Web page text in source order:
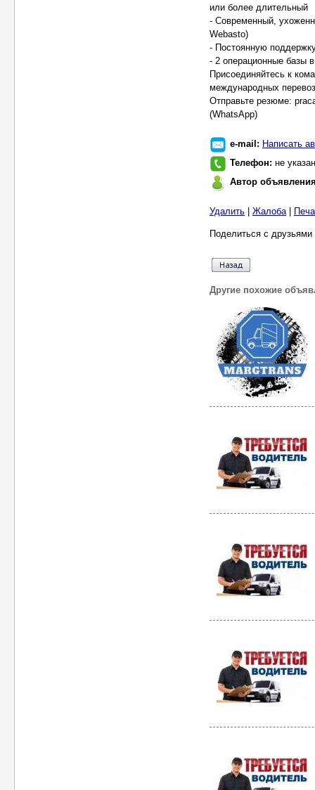
или более длительный
- Современный,
Webasto)
- Постоянную
- 2 операционные базы
Присоединяйтесь к
международных
Отправьте резюме:
(WhatsApp)
e-mail: Написать
Телефон: не указан
Автор
Удалить Жалоба|
Поделиться с
Другие похожие